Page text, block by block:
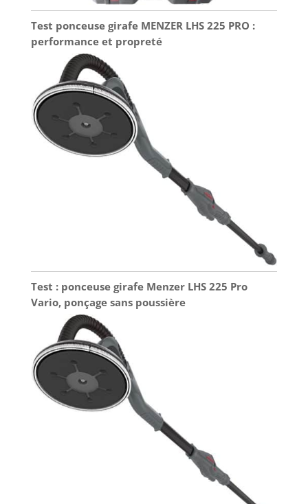
Test ponceuse girafe MENZER LHS 225 PRO :
performance et propreté
Test : ponceuse girafe Menzer LHS 225 Pro
Vario, ponçage sans poussière